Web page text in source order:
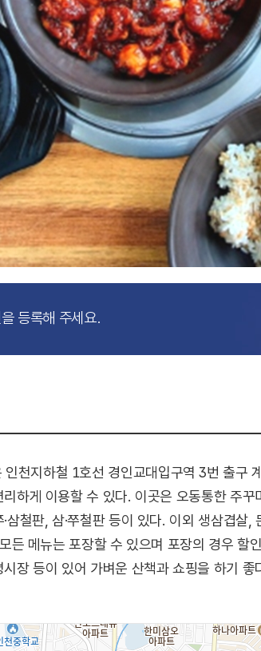
등록해 주세요.
천지하철 1호선 경인교대입구역 3번 출구
하게 이용할 수 있다. 이곳은 오동통한 주
삼철판, 삼·쭈철판 등이 있다. 이외 생삼겹살
든 메뉴는 포장할 수 있으며 포장의 경우 할
장 등이 있어 가벼운 산책과 쇼핑을 하기 좋